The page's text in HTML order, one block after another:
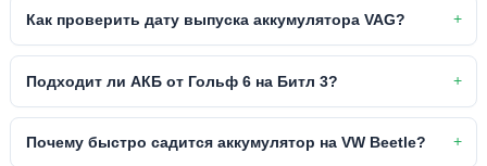
Как проверить дату выпуска аккумулятора VAG?
Подходит ли АКБ от Гольф 6 на Битл 3?
Почему быстро садится аккумулятор на VW Beetle?